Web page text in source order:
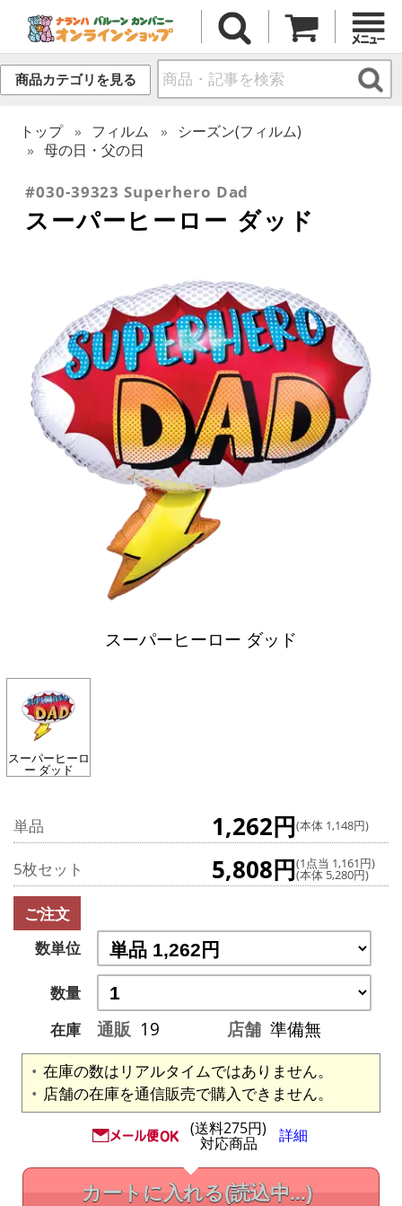
商品カテゴリを見る
トップ フィルム
シーズン(フィルム)
母の日・父の日
#030-39323 Superhero Dad
スーパーヒーロー ダッド
スーパーヒーロー ダッド
スーパーヒーロ
ー ダッド
単品 1,262円(本体 1,148円)
5枚セット 5,808円(1点当 1,161円)
(本体 5,280円)
ご注文
数単位
数量
在庫
通販 19 店舗 準備無
在庫の数はリアルタイムではありません。
店舗の在庫を通信販売で購入できません。
(送料275円)
対応商品 詳細
カートに入れる(読込中...)